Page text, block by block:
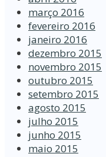
março 2016
fevereiro 2016
janeiro 2016
dezembro 2015
novembro 2015
outubro 2015
setembro 2015
agosto 2015
julho 2015
junho 2015
maio 2015